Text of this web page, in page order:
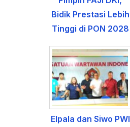
Bidik Prestasi Lebih
Tinggi di PON 2028
Elpala dan Siwo PWI